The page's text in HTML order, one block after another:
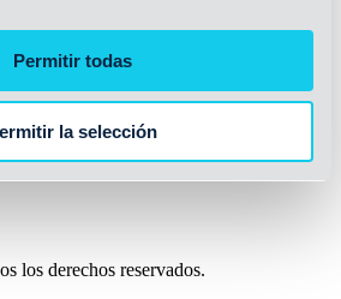
Permitir todas
la selección
los clientes
el mercado
los derechos reservados.